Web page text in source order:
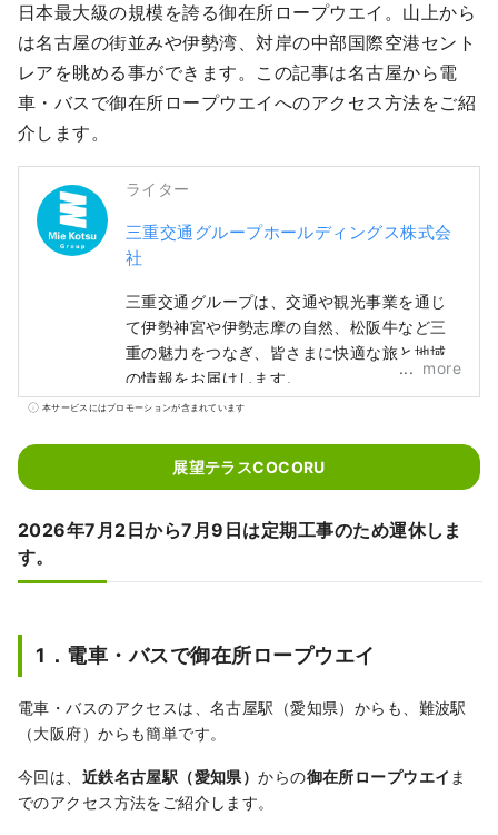
日本最大級の規模を誇る御在所ロープウエイ。山上から
は名古屋の街並みや伊勢湾、対岸の中部国際空港セント
レアを眺める事ができます。この記事は名古屋から電
車・バスで御在所ロープウエイへのアクセス方法をご紹
介します。
ライター
三重交通グループホールディングス株式会
社
三重交通グループは、交通や観光事業を通じ
て伊勢神宮や伊勢志摩の自然、松阪牛など三
重の魅力をつなぎ、皆さまに快適な旅と地域
の情報をお届けします。
more
本サービスにはプロモーションが含まれています
展望テラスCOCORU
2026年7月2日から7月9日は定期工事のため運休しま
す。
1．電車・バスで御在所ロープウエイ
電車・バスのアクセスは、名古屋駅（愛知県）からも、難波駅
（大阪府）からも簡単です。
今回は、 近鉄名古屋駅 （愛知県）からの御在所ロープウエイ ま
でのアクセス方法をご紹介します。